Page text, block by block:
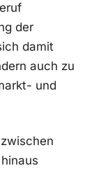
der
damit
auch zu
und